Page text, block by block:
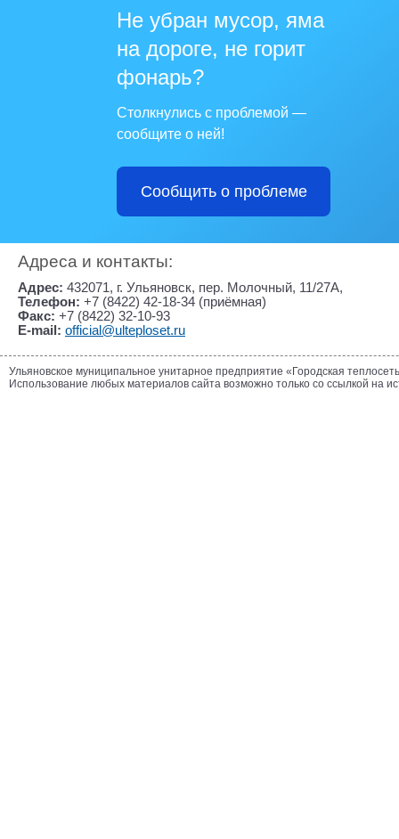
Не убран мусор, яма
на дороге, не горит
фонарь?
Столкнулись с проблемой —
сообщите о ней!
Сообщить о проблеме
Адреса и контакты:
Адрес: 432071, г. Ульяновск, пер. Молочный, 11/27А,
Телефон: +7 (8422) 42-18-34 (приёмная)
Факс: +7 (8422) 32-10-93
E-mail: official@ulteploset.ru
Ульяновское муниципальное унитарное предприятие «Городская
Использование любых материалов сайта возможно только со ссылкой на